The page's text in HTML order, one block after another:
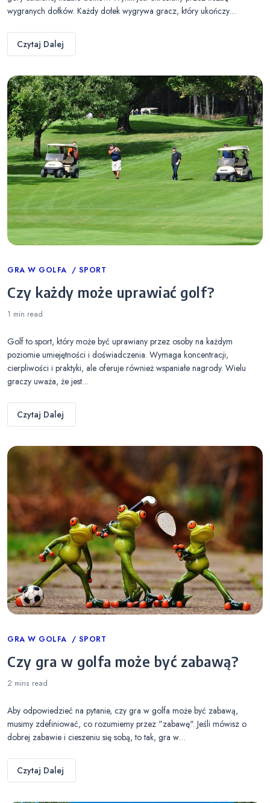
wygranych dołków. Każdy dołek wygrywa gracz, który ukończy…
Czytaj Dalej
Categories
GRA W GOLFA SPORT
Czy każdy może uprawiać golf?
1 min read
Golf to sport, który może być uprawiany przez osoby na każdym
poziomie umiejętności i doświadczenia. Wymaga koncentracji,
cierpliwości i praktyki, ale oferuje również wspaniałe nagrody. Wielu
graczy uważa, że jest…
Czytaj Dalej
Categories
GRA W GOLFA SPORT
Czy gra w golfa może być zabawą?
2 mins read
Aby odpowiedzieć na pytanie, czy gra w golfa może być zabawą,
musimy zdefiniować, co rozumiemy przez "zabawę". Jeśli mówisz o
dobrej zabawie i cieszeniu się sobą, to tak, gra w…
Czytaj Dalej